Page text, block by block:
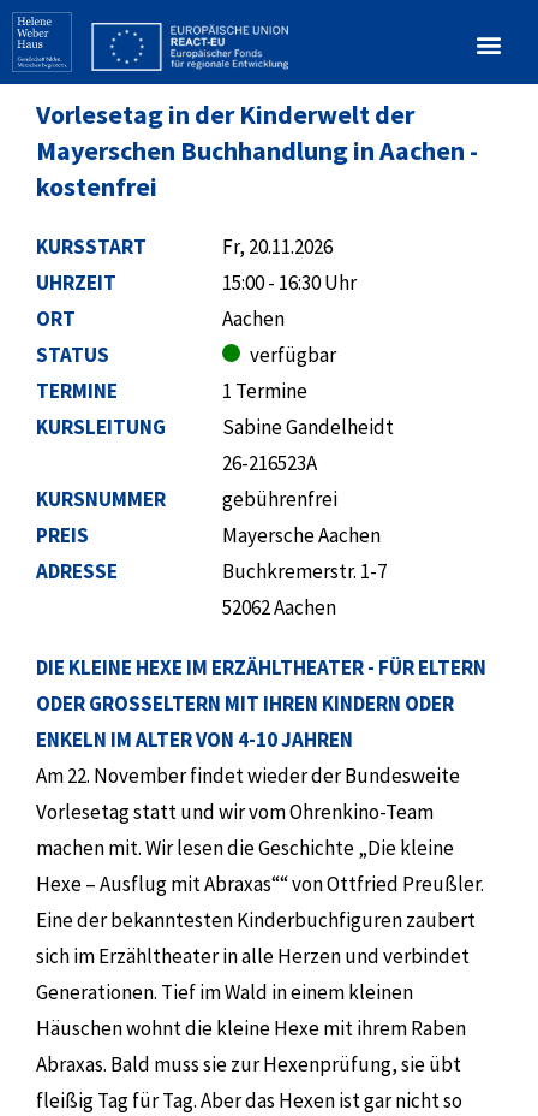
Vorlesetag in der Kinderwelt der
Mayerschen Buchhandlung in Aachen -
kostenfrei
KURSSTART
UHRZEIT
ORT
STATUS
TERMINE
Fr, 20.11.2026
15:00 - 16:30 Uhr
Aachen
verfügbar
1 Termine
KURSLEITUNG
KURSNUMMER
PREIS
ADRESSE
Sabine Gandelheidt
26-216523A
gebührenfrei
Mayersche Aachen
Buchkremerstr. 1-7
52062 Aachen
DIE KLEINE HEXE IM ERZÄHLTHEATER - FÜR ELTERN
ODER GROSSELTERN MIT IHREN KINDERN ODER E
NKELN IM ALTER VON 4-10 JAHREN
Am 22. November findet wieder der Bundesweite
Vorlesetag statt und wir vom Ohrenkino-Team
machen mit. Wir lesen die Geschichte „Die kleine
Hexe – Ausflug mit Abraxas““ von Ottfried Preußler.
Eine der bekanntesten Kinderbuchfiguren zaubert
sich im Erzähltheater in alle Herzen und verbindet
Generationen. Tief im Wald in einem kleinen
Häuschen wohnt die kleine Hexe mit ihrem Raben
Abraxas. Bald muss sie zur Hexenprüfung, sie übt
fleißig Tag für Tag. Aber das Hexen ist gar nicht so